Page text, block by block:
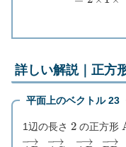
詳しい解説｜正方
平面上のベクトル 23
1辺の長さ 2の正方形